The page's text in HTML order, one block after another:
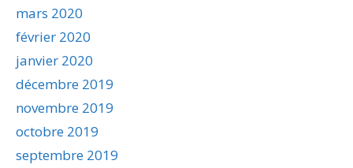
mars 2020
février 2020
janvier 2020
décembre 2019
novembre 2019
octobre 2019
septembre 2019